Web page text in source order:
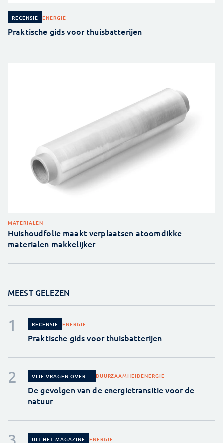
RECENSIE ENERGIE
Praktische gids voor thuisbatterijen
MATERIALEN
Huishoudfolie maakt verplaatsen atoomdikke
materialen makkelijker
MEEST GELEZEN
RECENSIE ENERGIE
Praktische gids voor thuisbatterijen
VIJF VRAGEN OVER... DUURZAAMHEIDENERGIE
De gevolgen van de energietransitie voor de
natuur
UIT HET MAGAZINE ENERGIE